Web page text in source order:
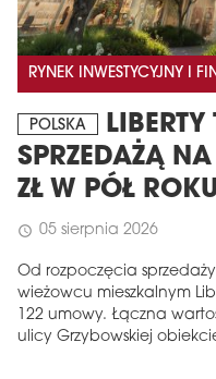
RYNEK INWESTYCYJNY I
POLSKA
LIBERTY
SPRZEDAŻĄ
ZŁ W PÓŁ
schedule 05 sierpnia 2026
Od rozpoczęcia
wieżowcu mieszkalnym
122 umowy. Łączna
ulicy Grzybowskiej